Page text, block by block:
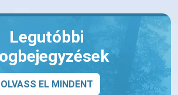
Legutóbbi
OLVASS EL MINDENT